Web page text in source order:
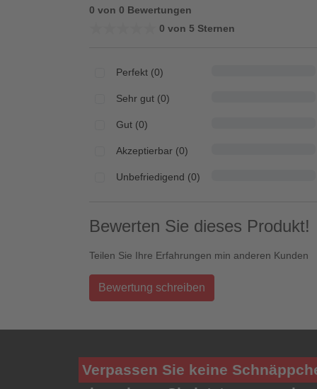
0 von 0 Bewertungen
0 von 5 Sternen
Perfekt (0)
Sehr gut (0)
Gut (0)
Akzeptierbar (0)
Unbefriedigend (0)
Bewerten Sie dieses Produkt!
Teilen Sie Ihre Erfahrungen min anderen Kunden
Bewertung schreiben
Verpassen Sie keine